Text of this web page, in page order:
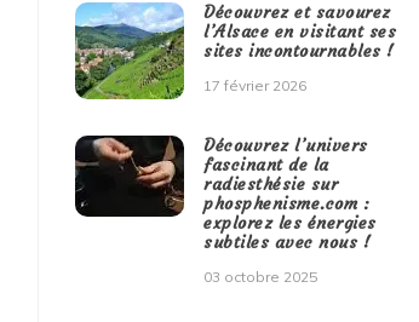
Découvrez et savourez
l’Alsace en visitant ses
sites incontournables !
17 février 2026
Découvrez l’univers
fascinant de la
radiesthésie sur
phosphenisme.com :
explorez les énergies
subtiles avec nous !
03 octobre 2025